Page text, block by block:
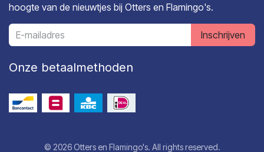
hoogte van de nieuwtjes bij Otters en Flamingo's.
Inschrijven
Onze betaalmethoden
© 2026 Otters en Flamingo's. All rights reserved.